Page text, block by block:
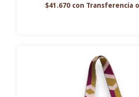
$41.670 con Transferencia